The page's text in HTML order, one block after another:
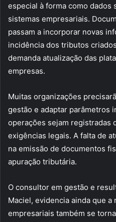
especial à forma como dados
sistemas empresariais.
passam a incorporar novas
incidência dos tributos
demanda atualização das
empresas.
Muitas organizações
gestão e adaptar parâmetros
operações sejam registradas
exigências legais. A falta de
na emissão de documentos
apuração tributária.
O consultor em gestão e
Maciel, evidencia ainda que
empresariais também se